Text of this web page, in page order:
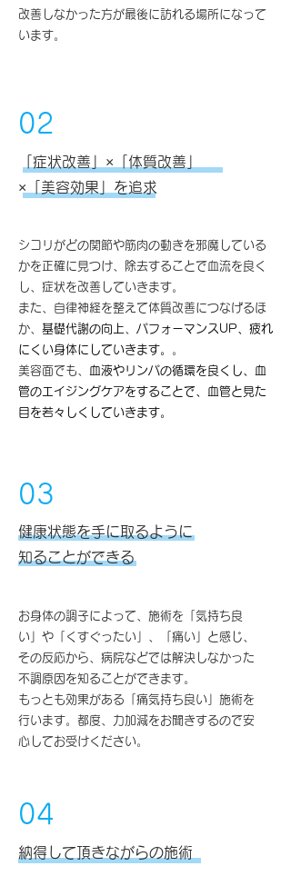
改善しなかった方が最後に訪れる場所になって
います。
02
「症状改善」×「体質改善」
×「美容効果」を追求
シコリがどの関節や筋肉の動きを邪魔している
かを正確に見つけ、除去することで血流を良く
し、症状を改善していきます。
また、自律神経を整えて体質改善につなげるほ
か、 基礎代謝の向上
パフォーマンスUP、疲れ
にくい身体にしていきます。 。
美容面でも、 血液やリンパの循環を良くし、血
管のエイジングケアをすることで、血管と見た
目を若々しくしていきます。
03
健康状態を手に取るように
知ることができる
お身体の調子によって、施術を「気持ち良
い」や「くすぐったい」、「痛い」と感じ、
その反応から、病院などでは解決しなかった
不調原因を知ることができます。
もっとも効果がある「痛気持ち良い」施術を
行います。都度、力加減をお聞きするので安
心してお受けください。
04
納得して頂きながらの施術